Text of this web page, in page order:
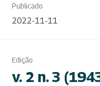
Publicado
2022-11-11
Edição
v. 2 n. 3